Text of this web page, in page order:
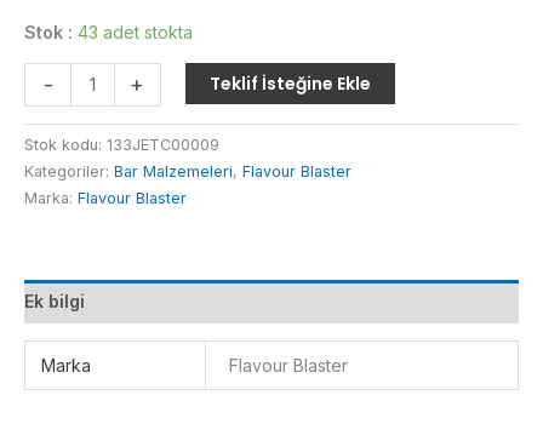
Stok : 43 adet stokta
-
Blaster
Kokteyl
Aroması
Doğal
adet
+ Teklif İsteğine Ekle
Stok kodu: 133JETC00009
Kategoriler: Bar Malzemeleri, Flavour Blaster
Marka: Flavour Blaster
Ek bilgi
Marka Flavour Blaster